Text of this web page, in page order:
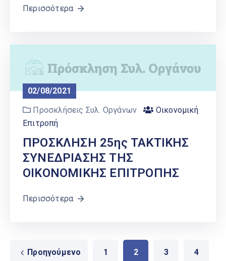
Περισσότερα
02/08/2021
Προσκλήσεις Συλ. Οργάνων
Οικονομική
Επιτροπή
ΠΡΟΣΚΛΗΣΗ 25ης ΤΑΚΤΙΚΗΣ
ΣΥΝΕΔΡΙΑΣΗΣ ΤΗΣ
ΟΙΚΟΝΟΜΙΚΗΣ ΕΠΙΤΡΟΠΗΣ
Περισσότερα
Προηγούμενο 1 2 3 4